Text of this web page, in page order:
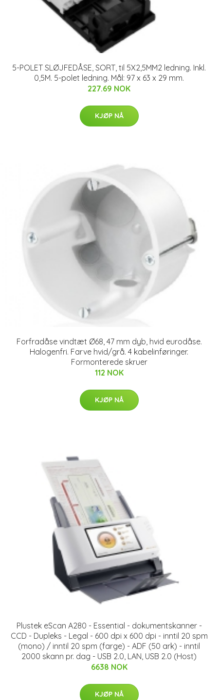
5-POLET SLØJFEDÅSE, SORT, til 5X2,5MM2 ledning. Inkl.
0,5M. 5-polet ledning. Mål: 97 x 63 x 29 mm.
227.69 NOK
KJØP NÅ
Forfradåse vindtæt Ø68, 47 mm dyb, hvid eurodåse.
Halogenfri. Farve hvid/grå. 4 kabelinføringer.
Formonterede skruer
112 NOK
KJØP NÅ
Plustek eScan A280 - Essential - dokumentskanner -
CCD - Dupleks - Legal - 600 dpi x 600 dpi - inntil 20 spm
(mono) / inntil 20 spm (farge) - ADF (50 ark) - inntil
2000 skann pr. dag - USB 2.0, LAN, USB 2.0 (Host)
6638 NOK
KJØP NÅ